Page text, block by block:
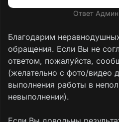
Ответ
Благодарим
обращения. Если Вы не
ответом, пожалуйста,
(желательно с фото/видео
выполнения работы в
невыполнении).